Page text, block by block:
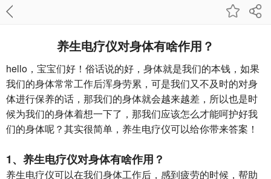
养生电疗仪对身体有啥作用？
hello，宝宝们好！俗话说的好，身体就是我们的本钱，如果
我们的身体常常工作后浑身劳累，可是我们又不及时的对身
体进行保养的话，那我们的身体就会越来越差，所以也是时
候为我们的身体着想一下了，那我们应该怎么才能呵护好我
们的身体呢？其实很简单，养生电疗仪可以给你带来答案！
1、 养生电疗仪对身体有啥作用？
养生电疗仪可以在我们身体工作后，感到疲劳的时候，帮助